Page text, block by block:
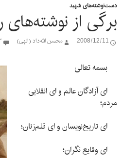
دست‌نوشته‌های شهید
برگی از نوشته‌های
2008/12/11 محسن الله‌داد (الهی) ۳
بسمه تعالی
ای آزادگان عالم و ای انقلابی
مردم؛
ای تاریخ‌نویسان و ای قلم‌زنان؛
ای وقایع نگران؛